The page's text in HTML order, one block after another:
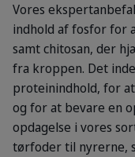
Vores
indhold af fosfor for
samt chitosan, der
fra kroppen. Det
proteinindhold, for
og for at bevare en
opdagelse i vores
tørfoder til nyrerne,